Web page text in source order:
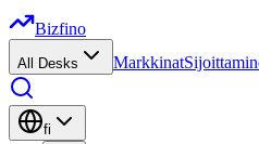
Bizfino
All Desks Markkinat
fi